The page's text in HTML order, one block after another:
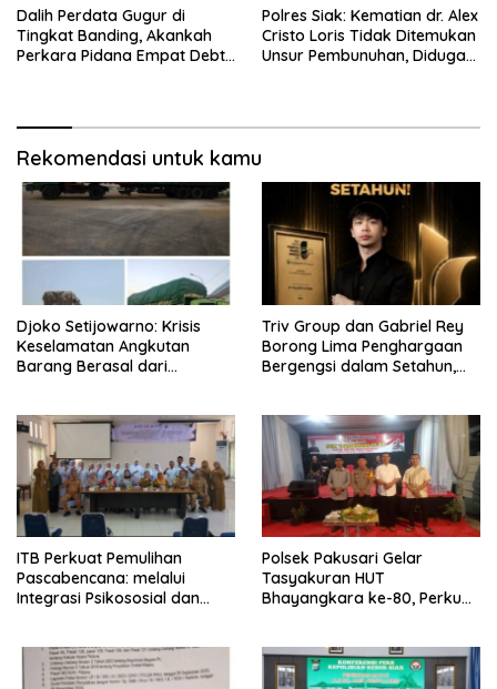
Dalih Perdata Gugur di
Tingkat Banding, Akankah
Perkara Pidana Empat Debt
Polres Siak: Kematian dr. Alex
Cristo Loris Tidak Ditemukan
Unsur Pembunuhan, Diduga
Rekomendasi untuk kamu
Djoko Setijowarno: Krisis
Keselamatan Angkutan
Barang Berasal dari
Triv Group dan Gabriel Rey
Borong Lima Penghargaan
Bergengsi dalam Setahun,
Indonesia
ITB Perkuat Pemulihan
Pascabencana: melalui
Integrasi Psikososial dan
Polsek Pakusari Gelar
Tasyakuran HUT
Bhayangkara ke-80, Perkuat